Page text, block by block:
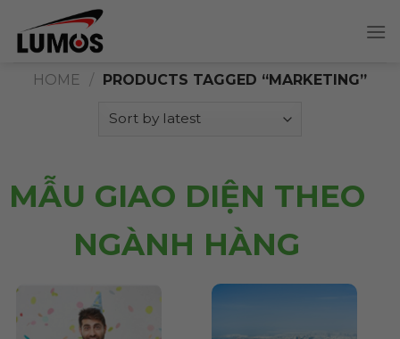
content
HOME
/ PRODUCTS TAGGED “MARKETING”
MẪU GIAO DIỆN THEO
NGÀNH HÀNG